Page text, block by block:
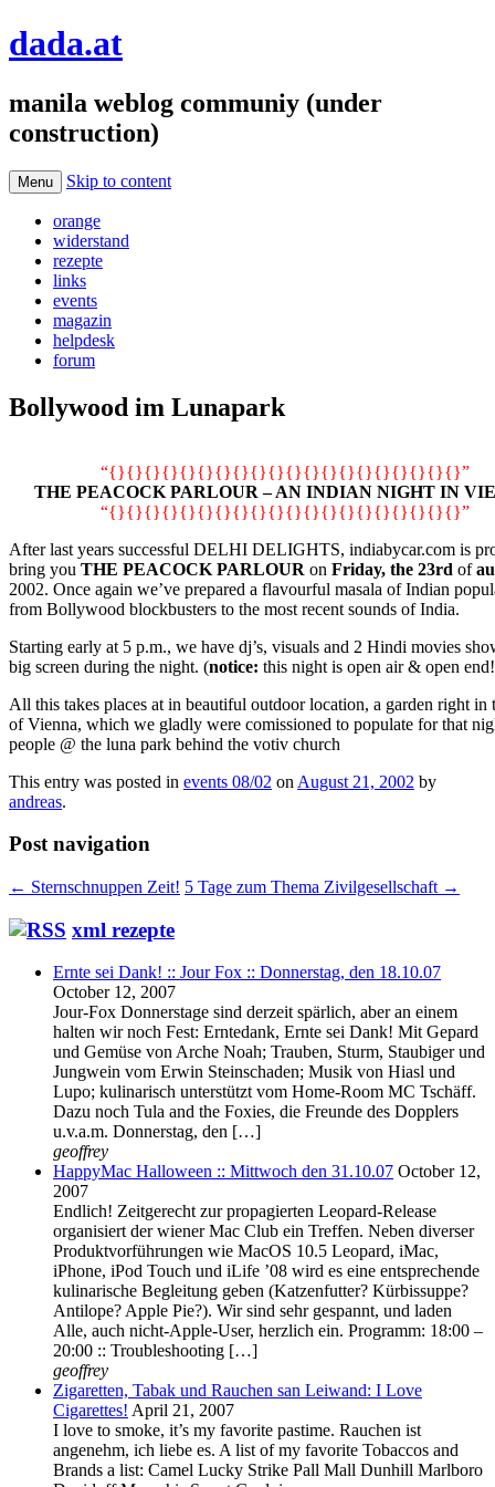
dada.at
manila weblog communiy (under
construction)
Menu Skip to content
orange
widerstand
rezepte
links
events
magazin
helpdesk
forum
Bollywood im Lunapark
“{}{}{}{}{}{}{}{}{}{}{}{}{}{}{}{}{}{}{}{}”
THE PEACOCK PARLOUR – AN INDIAN NIGHT IN
“{}{}{}{}{}{}{}{}{}{}{}{}{}{}{}{}{}{}{}{}”
After last years successful DELHI DELIGHTS, indiabycar.com is
bring you THE PEACOCK PARLOUR on Friday, the 23rd of
2002. Once again we’ve prepared a flavourful masala of Indian
from Bollywood blockbusters to the most recent sounds of India.
Starting early at 5 p.m., we have dj’s, visuals and 2 Hindi movies
big screen during the night. (notice: this night is open air & open
All this takes places at in beautiful outdoor location, a garden right in
of Vienna, which we gladly were comissioned to populate for that
people @ the luna park behind the votiv church
This entry was posted in events 08/02 on August 21, 2002 by
andreas.
Post navigation
← Sternschnuppen Zeit! 5 Tage zum Thema Zivilgesellschaft →
xml rezepte
Ernte sei Dank! :: Jour Fox :: Donnerstag, den 18.10.07
October 12, 2007
Jour-Fox Donnerstage sind derzeit spärlich, aber an einem
halten wir noch Fest: Erntedank, Ernte sei Dank! Mit Gepard
und Gemüse von Arche Noah; Trauben, Sturm, Staubiger und
Jungwein vom Erwin Steinschaden; Musik von Hiasl und
Lupo; kulinarisch unterstützt vom Home-Room MC Tschäff.
Dazu noch Tula and the Foxies, die Freunde des Dopplers
u.v.a.m. Donnerstag, den […]
geoffrey
HappyMac Halloween :: Mittwoch den 31.10.07 October 12,
2007
Endlich! Zeitgerecht zur propagierten Leopard-Release
organisiert der wiener Mac Club ein Treffen. Neben diverser
Produktvorführungen wie MacOS 10.5 Leopard, iMac,
iPhone, iPod Touch und iLife ’08 wird es eine entsprechende
kulinarische Begleitung geben (Katzenfutter? Kürbissuppe?
Antilope? Apple Pie?). Wir sind sehr gespannt, und laden
Alle, auch nicht-Apple-User, herzlich ein. Programm: 18:00 –
20:00 :: Troubleshooting […]
geoffrey
Zigaretten, Tabak und Rauchen san Leiwand: I Love
Cigarettes! April 21, 2007
I love to smoke, it’s my favorite pastime. Rauchen ist
angenehm, ich liebe es. A list of my favorite Tobaccos and
Brands a list: Camel Lucky Strike Pall Mall Dunhill Marlboro